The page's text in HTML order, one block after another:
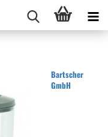
Bartscher
GmbH